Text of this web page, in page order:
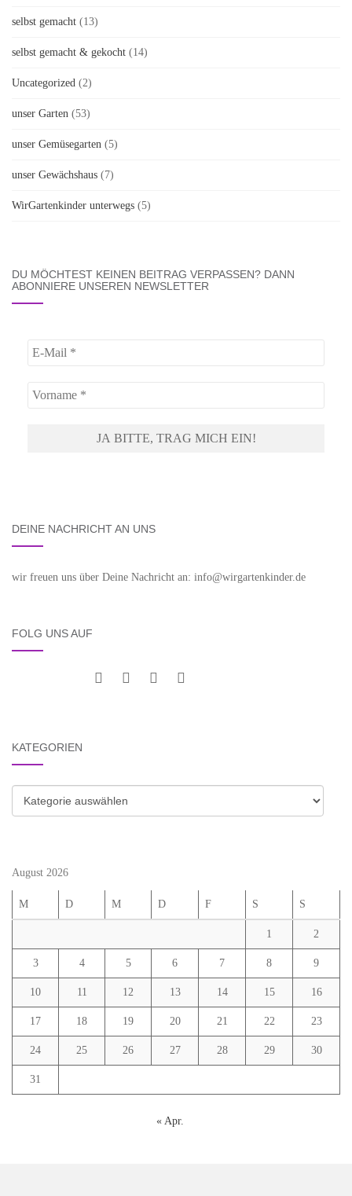
selbst gemacht (13)
selbst gemacht & gekocht (14)
Uncategorized (2)
unser Garten (53)
unser Gemüsegarten (5)
unser Gewächshaus (7)
WirGartenkinder unterwegs (5)
DU MÖCHTEST KEINEN BEITRAG VERPASSEN? DANN
ABONNIERE UNSEREN NEWSLETTER
DEINE NACHRICHT AN UNS
wir freuen uns über Deine Nachricht an: info@wirgartenkinder.de
FOLG UNS AUF
KATEGORIEN
Kategorien
August 2026
M D M D F S S
1 2
3 4 5 6 7 8 9
10 11 12 13 14 15 16
17 18 19 20 21 22 23
24 25 26 27 28 29 30
31
« Apr.